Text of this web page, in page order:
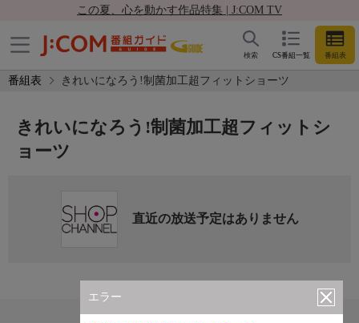
この夏、心を動かす作品特集 | J:COM TV
CS番組一覧 番組表
検索
番組表 きれいになろう!制菌加工超フィットショーツ
エラー
きれいになろう!制菌加工超フィットシ
ョーツ
直近の放送予定はありません